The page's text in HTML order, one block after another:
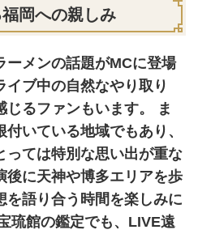
岡への親しみ
ーメンの話題がMCに登場
ブ中の自然なやり取り
じるファンもいます。 ま
いている地域でもあり、
っては特別な思い出が重な
後に天神や博多エリアを歩
を語り合う時間を楽しみに
琉館の鑑定でも、LIVE遠